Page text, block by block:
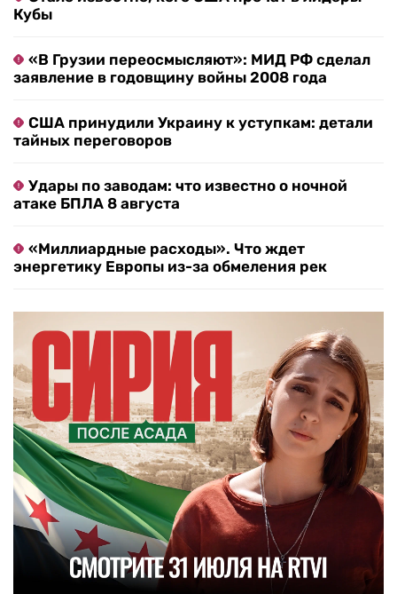
Кубы
«В Грузии переосмысляют»: МИД РФ сделал
заявление в годовщину войны 2008 года
США принудили Украину к уступкам: детали
тайных переговоров
Удары по заводам: что известно о ночной
атаке БПЛА 8 августа
«Миллиардные расходы». Что ждет
энергетику Европы из-за обмеления рек